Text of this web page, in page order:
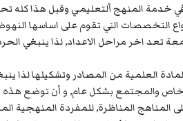
في خدمة المنهج ألتعليمي وقبل هذا كله
التخصصات التي تقوم على اساسها
تعد اخر مراحل الاعداد, لذا
العلمية من المصادر وتشكيلها
والمجتمع بشكل عام, و أن توضع
المناهج المناظرة, للمفردة